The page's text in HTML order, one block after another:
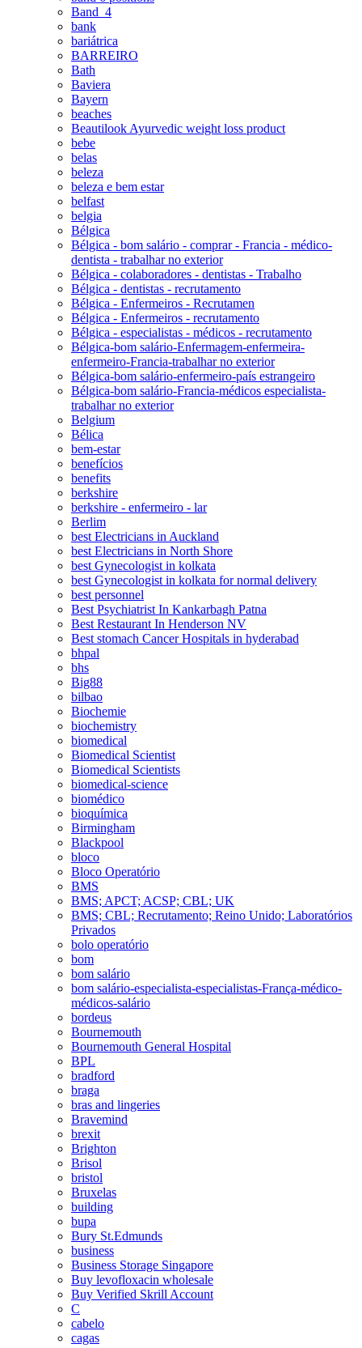
Band_4
bank
bariátrica
BARREIRO
Bath
Baviera
Bayern
beaches
Beautilook Ayurvedic weight loss product
bebe
belas
beleza
beleza e bem estar
belfast
belgia
Bélgica
Bélgica - bom salário - comprar - Francia - médico-
dentista - trabalhar no exterior
Bélgica - colaboradores - dentistas - Trabalho
Bélgica - dentistas - recrutamento
Bélgica - Enfermeiros - Recrutamen
Bélgica - Enfermeiros - recrutamento
Bélgica - especialistas - médicos - recrutamento
Bélgica-bom salário-Enfermagem-enfermeira-
enfermeiro-Francia-trabalhar no exterior
Bélgica-bom salário-enfermeiro-país estrangeiro
Bélgica-bom salário-Francia-médicos especialista-
trabalhar no exterior
Belgium
Bélica
bem-estar
benefícios
benefits
berkshire
berkshire - enfermeiro - lar
Berlim
best Electricians in Auckland
best Electricians in North Shore
best Gynecologist in kolkata
best Gynecologist in kolkata for normal delivery
best personnel
Best Psychiatrist In Kankarbagh Patna
Best Restaurant In Henderson NV
Best stomach Cancer Hospitals in hyderabad
bhpal
bhs
Big88
bilbao
Biochemie
biochemistry
biomedical
Biomedical Scientist
Biomedical Scientists
biomedical-science
biomédico
bioquímica
Birmingham
Blackpool
bloco
Bloco Operatório
BMS
BMS; APCT; ACSP; CBL; UK
BMS; CBL; Recrutamento; Reino Unido; Laboratórios
Privados
bolo operatório
bom
bom salário
bom salário-especialista-especialistas-França-médico-
médicos-salário
bordeus
Bournemouth
Bournemouth General Hospital
BPL
bradford
braga
bras and lingeries
Bravemind
brexit
Brighton
Brisol
bristol
Bruxelas
building
bupa
Bury St.Edmunds
business
Business Storage Singapore
Buy levofloxacin wholesale
Buy Verified Skrill Account
C
cabelo
cagas